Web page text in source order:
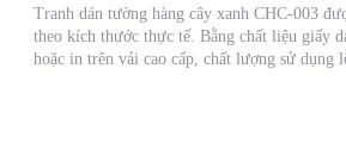
Tranh dán tường hàng cây xanh CHC-003
theo kích thước thực tế. Bằng chất liệu giấy
hoặc in trên vải cao cấp, chất lượng sử dụng